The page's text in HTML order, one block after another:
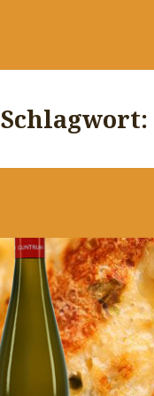
Schlagwort: